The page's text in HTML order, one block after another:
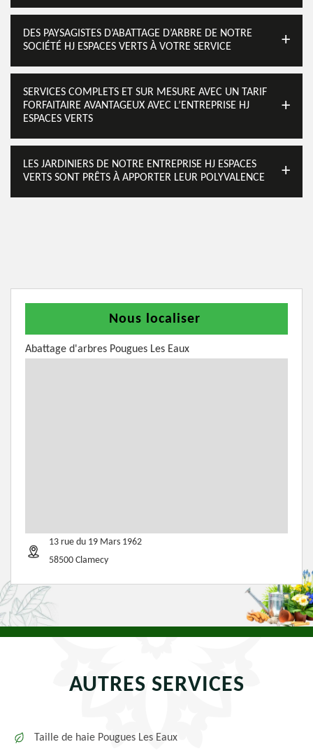
DES PAYSAGISTES D’ABATTAGE D’ARBRE DE NOTRE
SOCIÉTÉ HJ ESPACES VERTS À VOTRE SERVICE
SERVICES COMPLETS ET SUR MESURE AVEC UN TARIF
FORFAITAIRE AVANTAGEUX AVEC L’ENTREPRISE HJ
ESPACES VERTS
LES JARDINIERS DE NOTRE ENTREPRISE HJ ESPACES
VERTS SONT PRÊTS À APPORTER LEUR POLYVALENCE
Nous localiser
Abattage d'arbres Pougues Les Eaux
13 rue du 19 Mars 1962
58500 Clamecy
AUTRES SERVICES
Taille de haie Pougues Les Eaux